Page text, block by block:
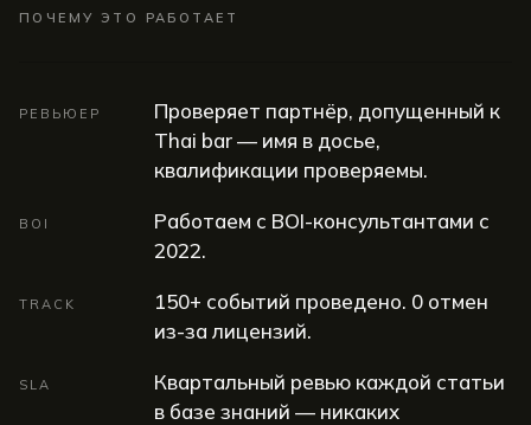
ПОЧЕМУ ЭТО РАБОТАЕТ
РЕВЬЮЕР
Проверяет партнёр, допущенный к
Thai bar — имя в досье,
квалификации проверяемы.
BOI
Работаем с BOI-консультантами с
2022.
TRACK
150+ событий проведено. 0 отмен
из-за лицензий.
SLA
Квартальный ревью каждой статьи
в базе знаний — никаких